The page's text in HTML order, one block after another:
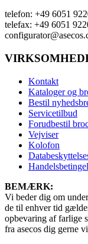
telefon: +49 6051
telefax: +49 6051
Kontakt
Kataloger og
Bestil
Servicetilbud
Forudbestil
Vejviser
Kolofon
BEMÆRK:
Vi beder dig om
de til enhver tid
opbevaring af farlige
fra asecos dig gerne